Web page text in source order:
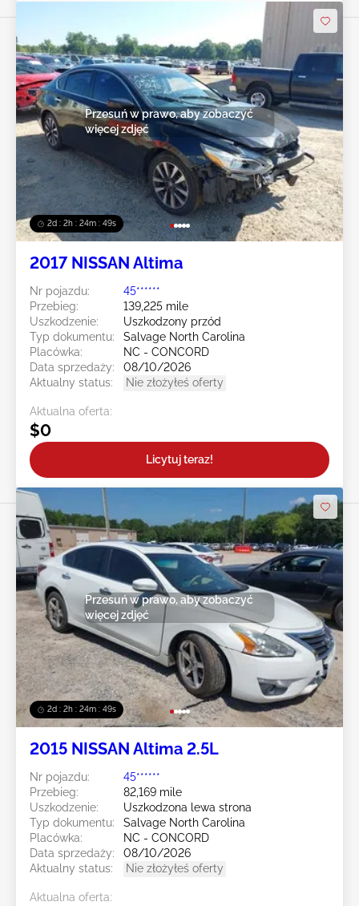
2d : 2h : 24m : 47s
Przesuń w prawo, aby zobaczyć
więcej zdjęć
2017 NISSAN Altima
Nr pojazdu:
45******
Przebieg:
139,225 mile
Uszkodzenie:
Uszkodzony przód
Typ dokumentu:
Salvage North Carolina
Placówka:
NC - CONCORD
Data sprzedaży:
08/10/2026
Aktualny status:
Nie złożyłeś oferty
Aktualna oferta:
$0
Licytuj teraz!
2d : 2h : 24m : 47s
Przesuń w prawo, aby zobaczyć
więcej zdjęć
2015 NISSAN Altima 2.5L
Nr pojazdu:
45******
Przebieg:
82,169 mile
Uszkodzenie:
Uszkodzona lewa strona
Typ dokumentu:
Salvage North Carolina
Placówka:
NC - CONCORD
Data sprzedaży:
08/10/2026
Aktualny status:
Nie złożyłeś oferty
Aktualna oferta: